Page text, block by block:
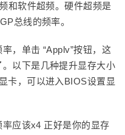
和软件超频。硬件超频是
总线的频率。
，单击 “Applv”按钮，这
以下是几种提升显存大小
卡，可以进入BIOS设置显
应该x4 正好是你的显存